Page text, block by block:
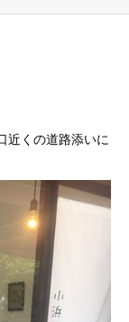
近くの道路添いに